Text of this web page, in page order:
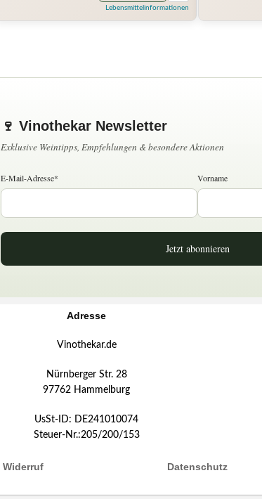
Lebensmittelinformationen
🍷 Vinothekar Newsletter
Exklusive Weintipps, Empfehlungen & besondere Aktionen
E-Mail-Adresse* Vorname
Jetzt abonnieren
Adresse
Vinothekar.de
Nürnberger Str. 28
97762 Hammelburg
UsSt-ID: DE241010074
Steuer-Nr.:205/200/153
Widerruf Datenschutz